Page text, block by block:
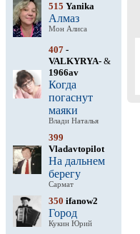
515 Yanika
Алмаз
Мон Алиса
407 -
VALKYRYA- &
1966av
Когда
погаснут
маяки
Влади Наталья
399
Vladavtopilot
На дальнем
берегу
Сармат
350 ifanow2
Город
Кукин Юрий